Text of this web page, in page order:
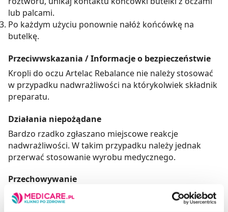
lub palcami.
Po każdym użyciu ponownie nałóż końcówkę na
butelkę.
Przeciwwskazania / Informacje o bezpieczeństwie
Kropli do oczu Artelac Rebalance nie należy stosować
w przypadku nadwrażliwości na którykolwiek składnik
preparatu.
Działania niepożądane
Bardzo rzadko zgłaszano miejscowe reakcje
nadwrażliwości. W takim przypadku należy jednak
przerwać stosowanie wyrobu medycznego.
Przechowywanie
Przechowywać w temperaturze pokojowej, w miejscu
niedostępnym dla małych dzieci. Chronić od światła i